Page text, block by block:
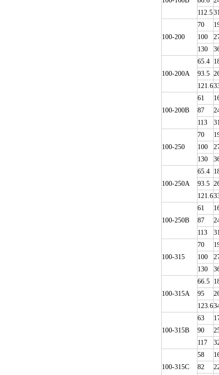
112.5
100-200
70
100
130
100-200A
65.4
93.5
121.6
100-200B
61
87
113
100-250
70
100
130
100-250A
65.4
93.5
121.6
100-250B
61
87
113
100-315
70
100
130
100-315A
66.5
95
123.6
100-315B
63
90
117
100-315C
58
82